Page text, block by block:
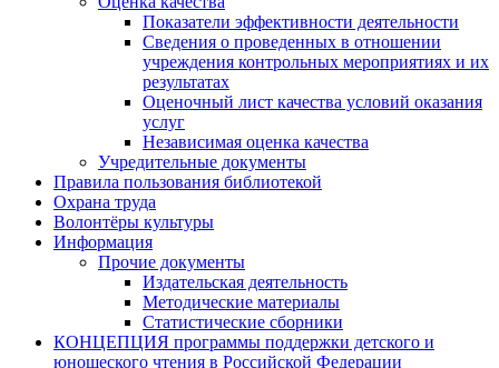
Показатели эффективности деятельности
Сведения о проведенных в отношении
учреждения контрольных мероприятиях и их
результатах
Оценочный лист качества условий оказания
услуг
Независимая оценка качества
Учредительные документы
Правила пользования библиотекой
Охрана труда
Волонтёры культуры
Информация
Прочие документы
Издательская деятельность
Методические материалы
Статистические сборники
КОНЦЕПЦИЯ программы поддержки детского и
юношеского чтения в Российской Федерации